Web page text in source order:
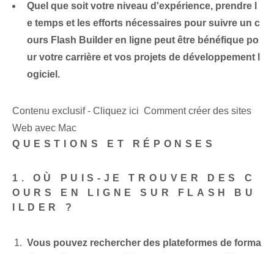
Quel que soit votre niveau d'expérience, prendre l
e temps et les efforts nécessaires pour suivre un c
ours Flash Builder en ligne peut être bénéfique po
ur votre carrière et vos projets de développement l
ogiciel.
Contenu exclusif - Cliquez ici Comment créer des sites
Web avec Mac
QUESTIONS ET RÉPONSES
1. OÙ PUIS-JE TROUVER DES C
OURS EN LIGNE SUR FLASH BU
ILDER ?
Vous pouvez rechercher des plateformes de forma